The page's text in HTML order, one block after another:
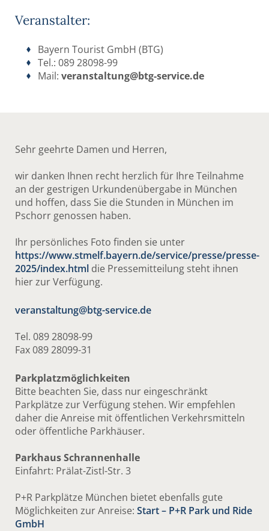
Veranstalter:
Bayern Tourist GmbH (BTG)
Tel.: 089 28098-99
Mail:veranstaltung@btg-service.de
Sehr geehrte Damen und Herren,
wir danken Ihnen recht herzlich für Ihre Teilnahme
an der gestrigen Urkundenübergabe in München
und hoffen, dass Sie die Stunden in München im
Pschorr genossen haben.
Ihr persönliches Foto finden sie unter
https://www.stmelf.bayern.de/service/presse/presse-
2025/index.html die Pressemitteilung steht ihnen
hier zur Verfügung.
veranstaltung@btg-service.de
Tel. 089 28098-99
Fax 089 28099-31
Parkplatzmöglichkeiten
Bitte beachten Sie, dass nur eingeschränkt
Parkplätze zur Verfügung stehen. Wir empfehlen
daher die Anreise mit öffentlichen Verkehrsmitteln
oder öffentliche Parkhäuser.
Park­haus Schran­nen­halle
Einfahrt: Prälat-Zistl-Str. 3
P+R Parkplätze München bietet ebenfalls gute
Möglichkeiten zur Anreise: Start – P+R Park und Ride
GmbH